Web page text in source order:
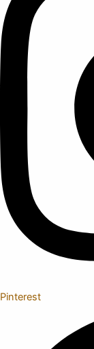
Pinterest